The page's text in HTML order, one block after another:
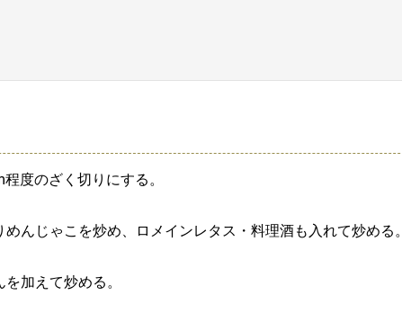
度のざく切りにする。
んじゃこを炒め、ロメインレタス・料理酒も入れて炒める。
加えて炒める。